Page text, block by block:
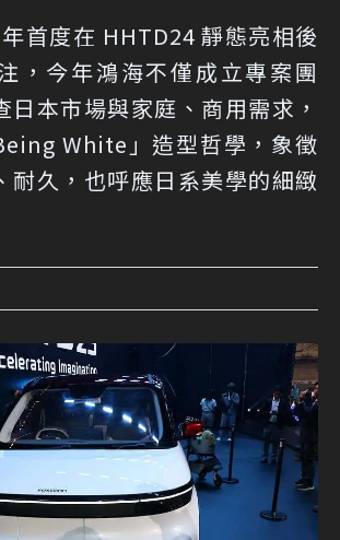
首度在 HHTD24 靜態亮相後
，今年鴻海不僅成立專案團
日本市場與家庭、商用需求，
White」造型哲學，象徵
耐久，也呼應日系美學的細緻